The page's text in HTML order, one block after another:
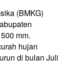
(BMKG)
mm.
hujan
di bulan Juli